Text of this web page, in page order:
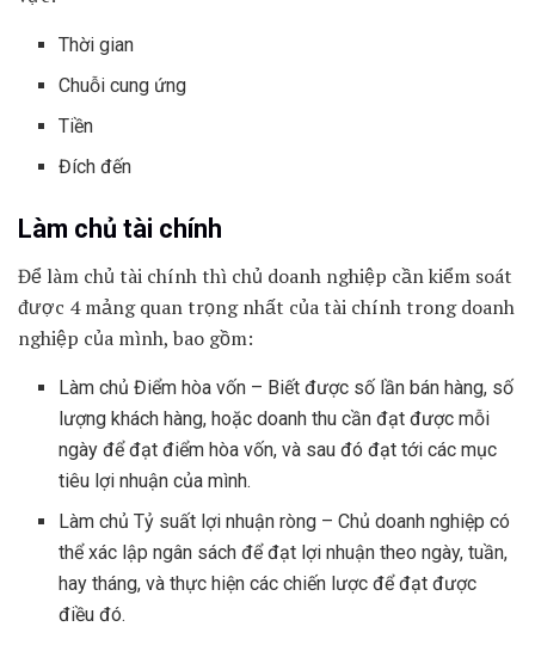
Thời gian
Chuỗi cung ứng
Tiền
Đích đến
Làm chủ tài chính
Để làm chủ tài chính thì chủ doanh nghiệp cần kiểm soát
được 4 mảng quan trọng nhất của tài chính trong doanh
nghiệp của mình, bao gồm:
Làm chủ Điểm hòa vốn – Biết được số lần bán hàng, số
lượng khách hàng, hoặc doanh thu cần đạt được mỗi
ngày để đạt điểm hòa vốn, và sau đó đạt tới các mục
tiêu lợi nhuận của mình.
Làm chủ Tỷ suất lợi nhuận ròng – Chủ doanh nghiệp có
thể xác lập ngân sách để đạt lợi nhuận theo ngày, tuần,
hay tháng, và thực hiện các chiến lược để đạt được
điều đó.